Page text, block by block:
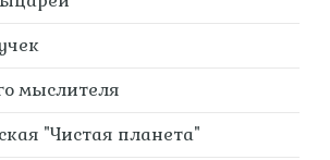
мыслителя
"Чистая планета"